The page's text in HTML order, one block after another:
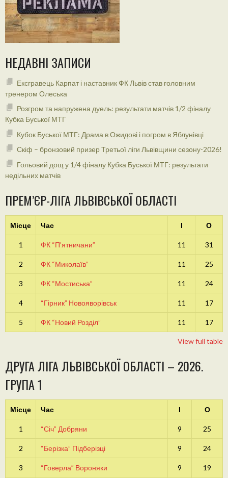
НЕДАВНІ ЗАПИСИ
Ексгравець Карпат і наставник ФК Львів став головним
тренером Олеська
Розгром та напружена дуель: результати матчів 1/2 фіналу
Кубка Буської МТГ
Кубок Буської МТГ: Драма в Ожидові і погром в Яблунівці
Скіф – бронзовий призер Третьої ліги Львівщини сезону-2026!
Гольовий дощ у 1/4 фіналу Кубка Буської МТГ: результати
недільних матчів
ПРЕМ’ЄР-ЛІГА ЛЬВІВСЬКОЇ ОБЛАСТІ
Місце Час І О
1 ФК “П’ятничани” 11 31
2 ФК “Миколаїв” 11 25
3 ФК “Мостиська” 11 24
4 “Гірник” Новояворівськ 11 17
5 ФК “Новий Розділ” 11 17
View full table
ДРУГА ЛІГА ЛЬВІВСЬКОЇ ОБЛАСТІ – 2026.
ГРУПА 1
Місце Час І О
1 “Січ” Добряни 9 25
2 “Берізка” Підберізці 9 24
3 “Говерла” Вороняки 9 19